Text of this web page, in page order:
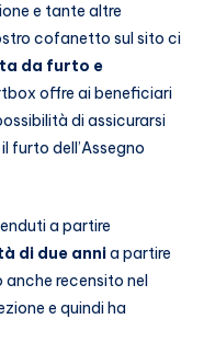
e tante altre
cofanetto sul sito ci
da furto e
offre ai beneficiari
di assicurarsi
furto dell’Assegno
a partire
di due annia partire
recensito nel
e quindi ha